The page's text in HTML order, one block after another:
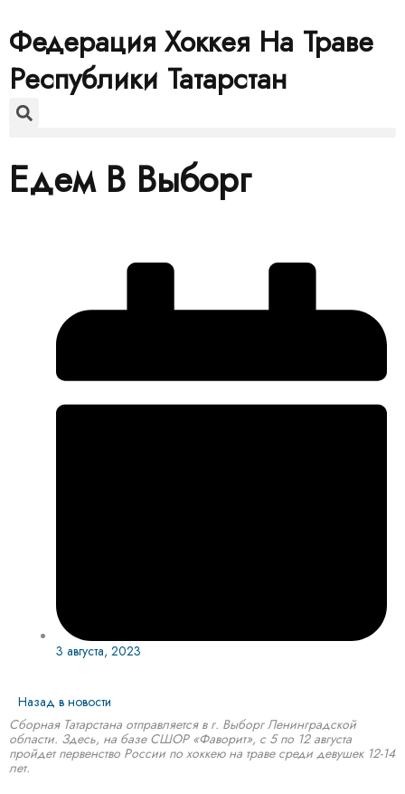
Федерация Хоккея На Траве
Республики Татарстан
Едем В Выборг
3 августа, 2023
Назад в новости
Сборная Татарстана отправляется в г. Выборг Ленинградской
области. Здесь, на базе СШОР «Фаворит», с 5 по 12 августа
пройдет первенство России по хоккею на траве среди девушек 12-14
лет.